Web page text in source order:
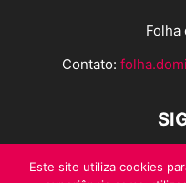
Folha
Contato:
Este site utiliza cookies